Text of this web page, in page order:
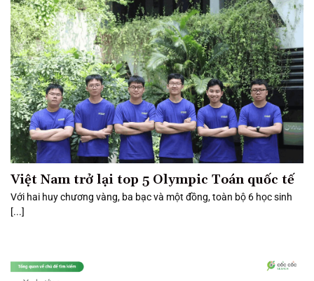
Việt Nam trở lại top 5 Olympic Toán quốc tế
Với hai huy chương vàng, ba bạc và một đồng, toàn bộ 6 học sinh
[...]